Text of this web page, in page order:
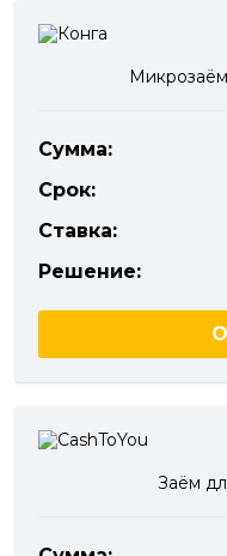
Сумма:
Срок:
Ставка:
Решение:
Заём